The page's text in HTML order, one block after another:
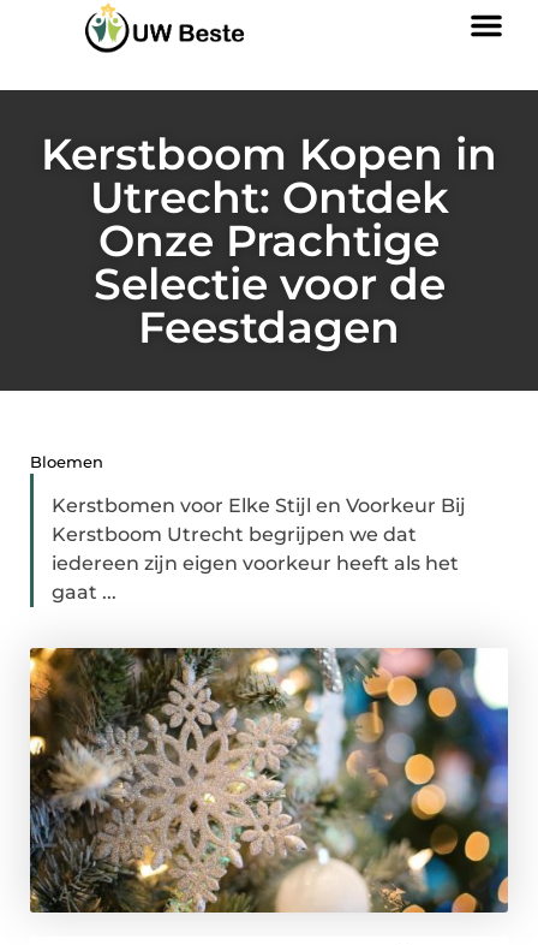
Kerstboom Kopen in
Utrecht: Ontdek
Onze Prachtige
Selectie voor de
Feestdagen
Bloemen
Kerstbomen voor Elke Stijl en Voorkeur Bij
Kerstboom Utrecht begrijpen we dat
iedereen zijn eigen voorkeur heeft als het
gaat ...